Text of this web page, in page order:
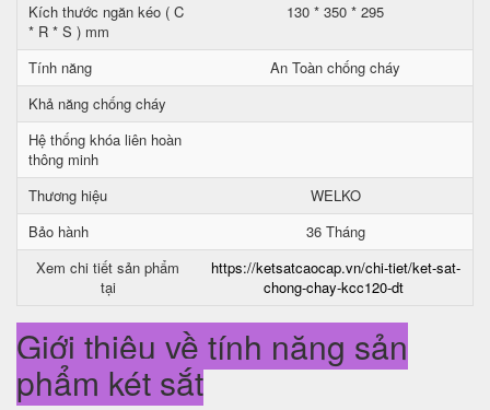
Kích thước ngăn kéo ( C
* R * S ) mm
130 * 350 * 295
Tính năng
An Toàn chống cháy
Khả năng chống cháy
Hệ thống khóa liên hoàn
thông minh
Thương hiệu
WELKO
Bảo hành
36 Tháng
Xem chi tiết sản phẩm
tại
https://ketsatcaocap.vn/chi-tiet/ket-sat-
chong-chay-kcc120-dt
Giới thiệu về tính năng sản
phẩm két sắt